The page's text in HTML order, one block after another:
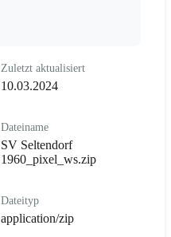
Zuletzt aktualisiert
10.03.2024
Dateiname
SV Seltendorf
1960_pixel_ws.zip
Dateityp
application/zip